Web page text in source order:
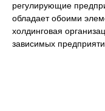
регулирующие
обладает обоими
холдинговая
зависимых